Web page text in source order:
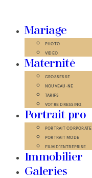
Mariage
PHOTO
VIDÉO
Maternité
GROSSESSE
NOUVEAU-NÉ
TARIFS
VOTRE DRESSING
Portrait pro
PORTRAIT CORPORATE
PORTRAIT MODE
FILM D’ENTREPRISE
Immobilier
Galeries